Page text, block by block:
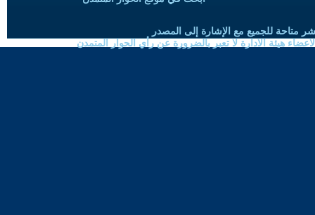
متاحة للجميع مع الإشارة إلى المصدر
هيئة الادارة لا تعبر بالضرورة عن رأي الحوار المتمدن